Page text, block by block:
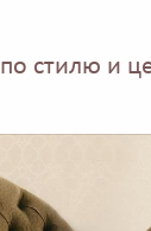
стилю и